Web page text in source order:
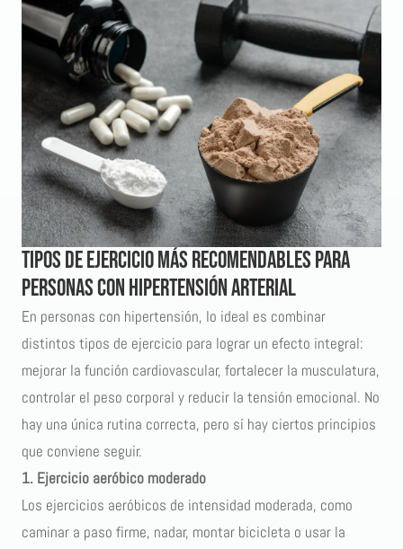
Tipos de ejercicio más recomendables para
personas con hipertensión arterial
En personas con hipertensión, lo ideal es combinar
distintos tipos de ejercicio para lograr un efecto integral:
mejorar la función cardiovascular, fortalecer la musculatura,
controlar el peso corporal y reducir la tensión emocional. No
hay una única rutina correcta, pero sí hay ciertos principios
que conviene seguir.
1. Ejercicio aeróbico moderado
Los ejercicios aeróbicos de intensidad moderada, como
caminar a paso firme, nadar, montar bicicleta o usar la